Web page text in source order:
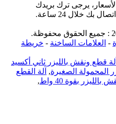
يرجى ترك بريدك
خلال 24 ساعة.
- العلامات الساخنة - خريطة
آلة قطع ونقش بالليزر ثاني أكسيد
المحمولة الصغيرة, آلة القطع
بقوة 40 واط ,